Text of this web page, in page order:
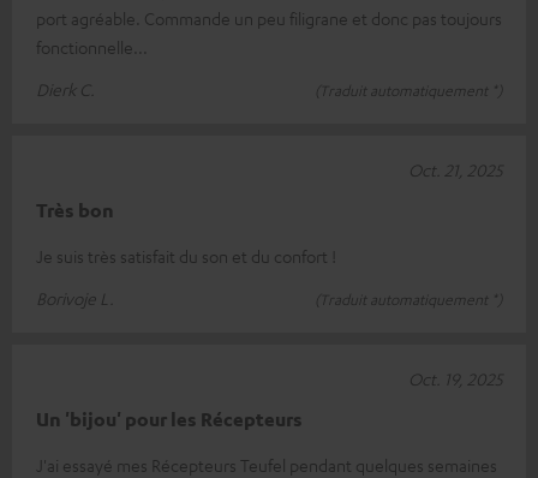
port agréable. Commande un peu filigrane et donc pas toujours
fonctionnelle...
Dierk C.
(Traduit automatiquement *)
Très bon
Je suis très satisfait du son et du confort !
Borivoje L.
(Traduit automatiquement *)
Oct. 21, 2025
Un 'bijou' pour les Récepteurs
J'ai essayé mes Récepteurs Teufel pendant quelques semaines
Oct. 19, 2025